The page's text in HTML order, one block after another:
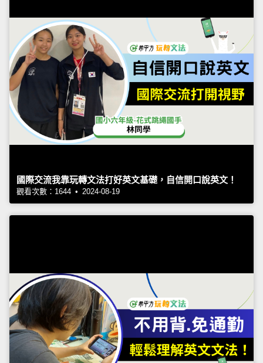
國際交流我靠玩轉文法打好英文基礎，自信開口說英文！
觀看次數：1644 • 2024-08-19